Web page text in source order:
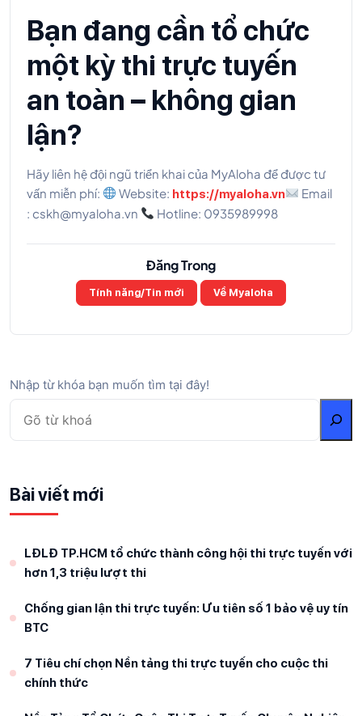
Bạn đang cần tổ chức
một kỳ thi trực tuyến
an toàn – không gian
lận?
Hãy liên hệ đội ngũ triển khai của MyAloha để được tư
vấn miễn phí:
Website: https://myaloha.vn
Email
: cskh@myaloha.vn
Hotline: 0935989998
Đăng Trong
Tính năng/Tin mới Về Myaloha
Nhập từ khóa bạn muốn tìm tại đây!
Bài viết mới
LĐLĐ TP.HCM tổ chức thành công hội thi trực tuyến với
hơn 1,3 triệu lượt thi
Chống gian lận thi trực tuyến: Ưu tiên số 1 bảo vệ uy tín
BTC
7 Tiêu chí chọn Nền tảng thi trực tuyến cho cuộc thi
chính thức